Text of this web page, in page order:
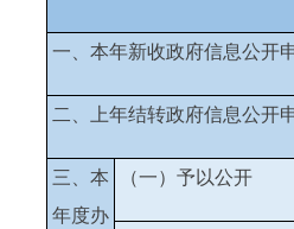
一、本年新收政府信息公开
二、上年结转政府信息公开
三、本
年度办
（一）予以公开